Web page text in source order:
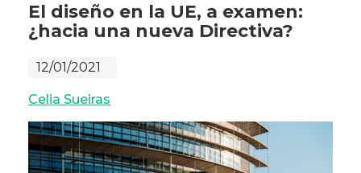
El diseño en la UE, a examen:
¿hacia una nueva Directiva?
12/01/2021
Celia Sueiras